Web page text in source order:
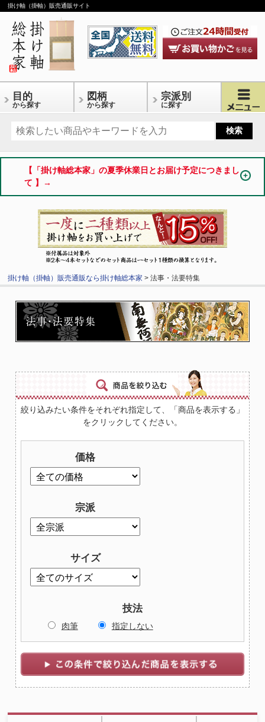
掛け軸（掛軸）販売通販サイト
目的
から探す
図柄
から探す
宗派別
に探す
【「掛け軸総本家」の夏季休業日とお届け予定につきまし
て 】→
掛け軸（掛軸）販売通販なら掛け軸総本家 > 法事・法要特集
絞り込みたい条件をそれぞれ指定して、「商品を表示する」
をクリックしてください。
価格
宗派
サイズ
技法
肉筆 指定しない